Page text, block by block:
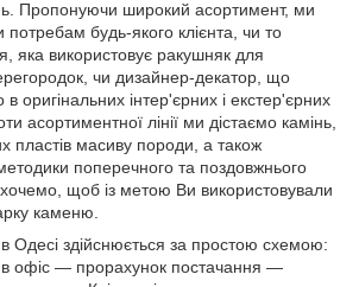
Пропонуючи широкий асортимент, ми
потребам будь-якого клієнта, чи то
яка використовує ракушняк для
чи дизайнер-декатор, що
в оригінальних інтер'єрних і екстер'єрних
асортиментної лінії ми дістаємо камінь,
пластів масиву породи, а також
поперечного та поздовжнього
щоб із метою Ви використовували
каменю.
Одесі здійснюється за простою схемою:
в офіс — прорахунок постачання —